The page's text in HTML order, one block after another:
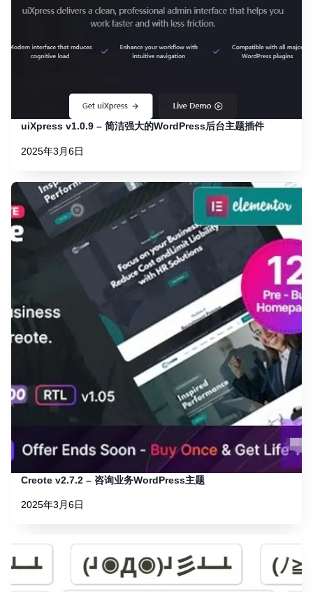
uiXpress v1.0.9 – 简洁强大的WordPress后台主题插件
2025年3月6日
Creote v2.7.2 – 咨询业务WordPress主题
2025年3月6日